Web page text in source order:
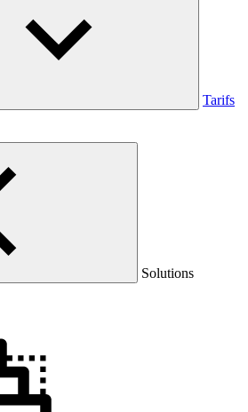
Tarifs
Solutions